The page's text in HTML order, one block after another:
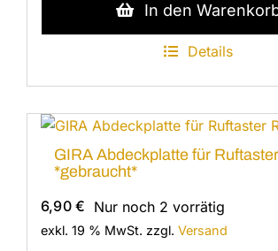
In den
Details
GIRA Abdeckplatte für
*gebraucht*
6,90€ Nur noch 2 vorrätig
exkl. 19 % MwSt. zzgl. Versand